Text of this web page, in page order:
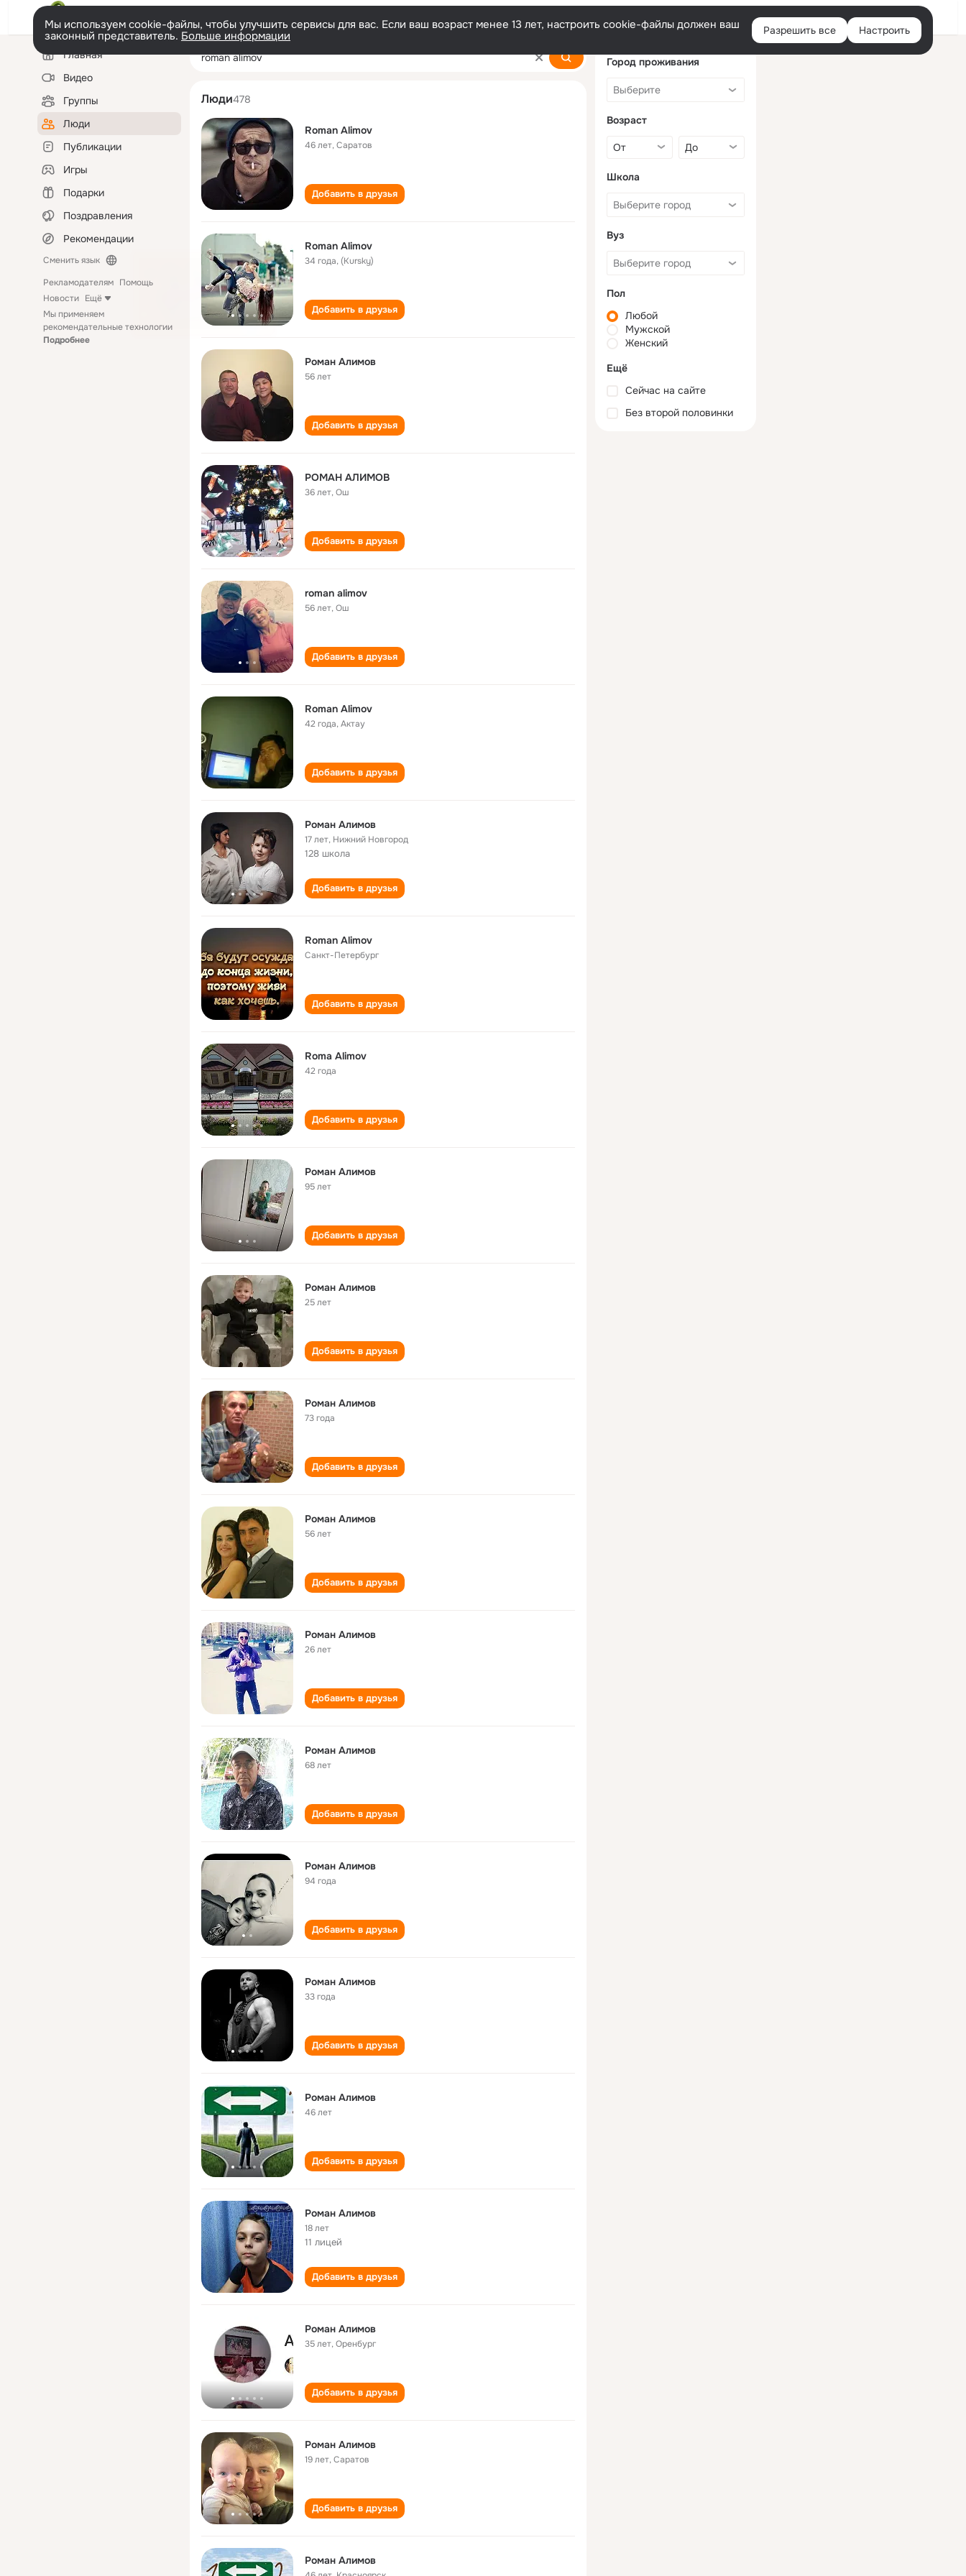
Войти
Мы используем cookie-файлы, чтобы улучшить сервисы для вас. Если ваш возраст менее 13 лет, настроить cookie-файлы должен ваш
законный представитель. Больше информации Разрешить все Настроить
Левая
колонкаГлавная
Видео
Группы
Люди
Публикации
Игры
Подарки
Поздравления
Рекомендации
Сменить язык
Рекламодателям Помощь
Новости Ещё
Мы применяем
рекомендательные технологии
Подробнее
roman alimov
Люди478
Roman Alimov
46 лет,Саратов
Добавить в друзья
Roman Alimov
34 года,(Kursky)
Добавить в друзья
Роман Алимов
56 лет
Добавить в друзья
РОМАН АЛИМОВ
36 лет,Ош
Добавить в друзья
roman alimov
56 лет,Ош
Добавить в друзья
Roman Alimov
42 года,Актау
Добавить в друзья
Роман Алимов
17 лет, Нижний Новгород
128 школа
Добавить в друзья
Roman Alimov
Санкт-Петербург
Добавить в друзья
Roma Alimov
42 года
Добавить в друзья
Роман Алимов
95 лет
Добавить в друзья
Роман Алимов
25 лет
Добавить в друзья
Роман Алимов
73 года
Добавить в друзья
Роман Алимов
56 лет
Добавить в друзья
Роман Алимов
26 лет
Добавить в друзья
Роман Алимов
68 лет
Добавить в друзья
Роман Алимов
94 года
Добавить в друзья
Роман Алимов
33 года
Добавить в друзья
Роман Алимов
46 лет
Добавить в друзья
Роман Алимов
18 лет
11 лицей
Добавить в друзья
Роман Алимов
35 лет,Оренбург
Добавить в друзья
Роман Алимов
19 лет,Саратов
Добавить в друзья
Роман Алимов
Город проживания
Возраст
Школа
Вуз
Пол
Любой
Мужской
Женский
Ещё
Сейчас на сайте
Без второй половинки